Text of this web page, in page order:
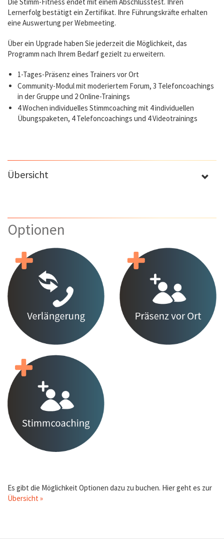
Lernerfolg bestätigt ein Zertifikat. Ihre Führungskräfte erhalten
eine Auswertung per Webmeeting.
Über ein Upgrade haben Sie jederzeit die Möglichkeit, das
Programm nach Ihrem Bedarf gezielt zu erweitern.
1-Tages-Präsenz eines Trainers vor Ort
Community-Modul mit moderiertem Forum, 3 Telefoncoachings
in der Gruppe und 2 Online-Trainings
4 Wochen individuelles Stimmcoaching mit 4 individuellen
Übungspaketen, 4 Telefoncoachings und 4 Videotrainings
Übersicht
Optionen
Es gibt die Möglichkeit Optionen dazu zu buchen. Hier geht es zur
Übersicht »